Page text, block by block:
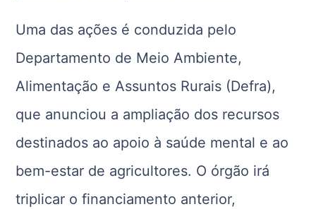
Uma das ações é conduzida pelo
Departamento de Meio Ambiente,
Alimentação e Assuntos Rurais (Defra),
que anunciou a ampliação dos recursos
destinados ao apoio à saúde mental e ao
bem-estar de agricultores. O órgão irá
triplicar o financiamento anterior,